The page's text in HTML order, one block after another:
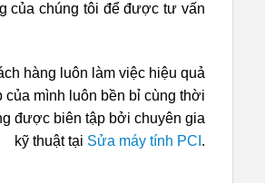
của chúng tôi để được tư vấn
hàng luôn làm việc hiệu quả
của mình luôn bền bỉ cùng thời
được biên tập bởi chuyên gia
kỹ thuật tại Sửa máy tính PCI .